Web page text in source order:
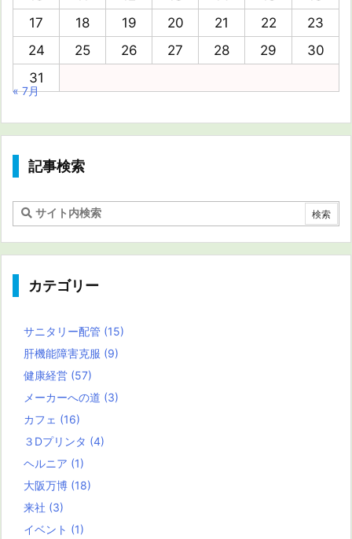
17
18 19 20 21 22
23
24
25 26 27 28 29
30
31
« 7月
記事検索
カテゴリー
サニタリー配管 (15)
肝機能障害克服 (9)
健康経営 (57)
メーカーへの道 (3)
カフェ (16)
３Dプリンタ (4)
ヘルニア (1)
大阪万博 (18)
来社 (3)
イベント (1)